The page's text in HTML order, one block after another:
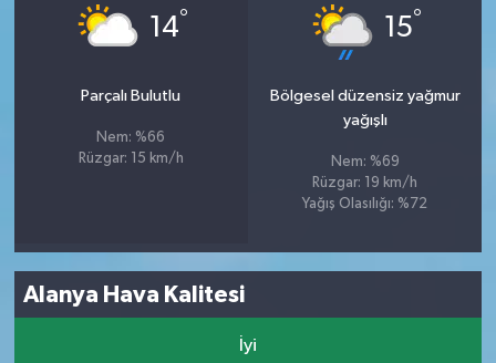
14°
Parçalı Bulutlu
Nem: %66
Rüzgar: 15 km/h
15°
Bölgesel düzensiz yağmur
yağışlı
Nem: %69
Rüzgar: 19 km/h
Yağış Olasılığı: %72
Alanya Hava Kalitesi
İyi